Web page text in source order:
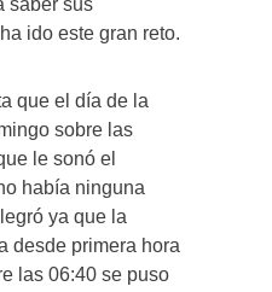
saber sus
ido este gran reto.
que el día de la
sobre las
le sonó el
había ninguna
ya que la
desde primera hora
las 06:40 se puso